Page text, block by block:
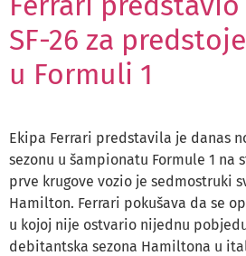
SF-26 za
u Formuli 1
Ekipa Ferrari predstavila je danas
sezonu u šampionatu Formule 1 na
prve krugove vozio je sedmostruki
Hamilton. Ferrari pokušava da se
u kojoj nije ostvario nijednu
debitantska sezona Hamiltona u